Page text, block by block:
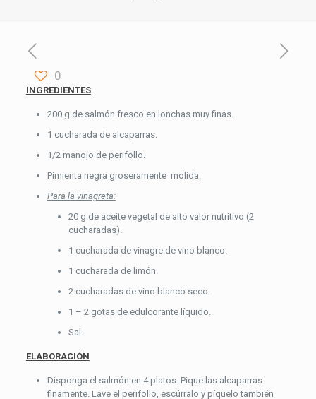
0
INGREDIENTES
200 g de salmón fresco en lonchas muy finas.
1 cucharada de alcaparras.
1/2 manojo de perifollo.
Pimienta negra groseramente molida.
Para la vinagreta:
20 g de aceite vegetal de alto valor nutritivo (2
cucharadas).
1 cucharada de vinagre de vino blanco.
1 cucharada de limón.
2 cucharadas de vino blanco seco.
1 – 2 gotas de edulcorante líquido.
Sal.
ELABORACIÓN
Disponga el salmón en 4 platos. Pique las alcaparras
finamente. Lave el perifollo, escúrralo y píquelo también